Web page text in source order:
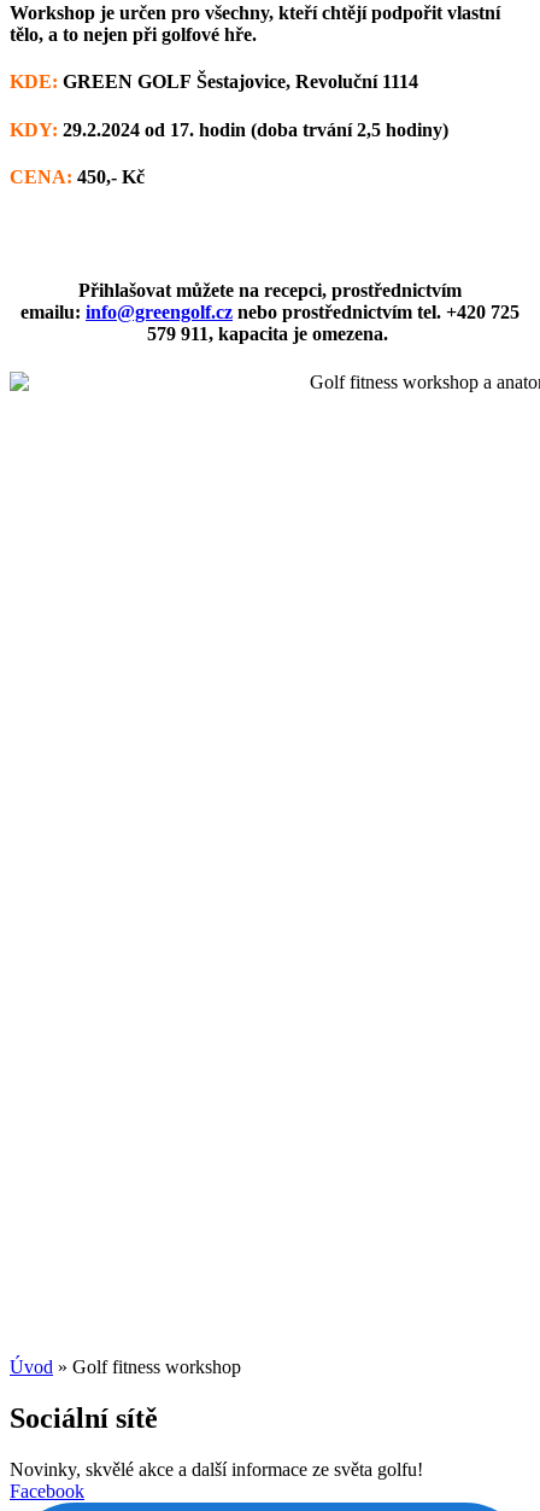
Workshop je určen pro všechny, kteří chtějí podpořit vlastní
tělo, a to nejen při golfové hře.
KDE: GREEN GOLF Šestajovice, Revoluční 1114
KDY: 29.2.2024 od 17. hodin (doba trvání 2,5 hodiny)
CENA: 450,- Kč
Přihlašovat můžete na recepci, prostřednictvím
emailu: info@greengolf.cz nebo prostřednictvím tel. +420 725
579 911, kapacita je omezena.
Úvod » Golf fitness workshop
Sociální sítě
Novinky, skvělé akce a další informace ze světa golfu!
Facebook